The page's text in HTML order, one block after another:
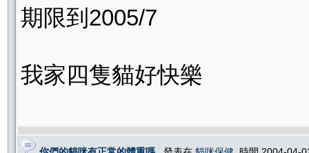
期限到2005/7
我家四隻貓好快樂